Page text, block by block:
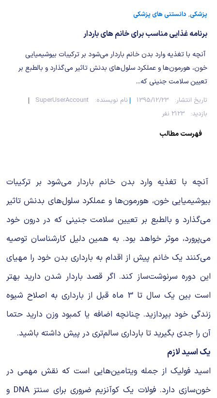
پزشکی, دانستنی های پزشکی
برنامه غذایی مناسب برای خانم های باردار
آنچه با تغذیه وارد بدن خانم باردار می‌شود بر ترکیبات بیوشیمیایی
خون، هورمون‌ها و عملکرد سلول‌های بدنش تاثیر می‌گذارد و بالطبع بر
تعیین سلامت جنینی که...
تاریخ انتشار: 1395/12/23 نام نویسنده:
SuperUserAccount
بازدید:
2123 نفر
فهرست مطالب
آنچه با تغذیه وارد بدن خانم باردار می‌شود بر ترکیبات
بیوشیمیایی خون، هورمون‌ها و عملکرد سلول‌های بدنش تاثیر
می‌گذارد و بالطبع بر تعیین سلامت جنینی که در درون خود
می‌پرورد، موثر خواهد بود. به همین دلیل کار‌شناسان توصیه
می‌کنند یک خانم پیش از اقدام به بارداری بدن خود را مهیای
این دوره سرنوشت‌ساز کند. اگر قصد باردار شدن دارید بهتر
است بین یک سال تا 3 ماه قبل از بارداری به اصلاح شیوه
زندگی خود بپردازید. چنانچه اضافه یا کمبود وزن دارید حتما
آن را جدی بگیرید تا بارداری سالم‌تری در پیش داشته باشید.
یک اسید لازم
اسید فولیک از جمله ویتامین‌هایی است که نقش مهمی در
خون‌سازی دارد. فولات یک کوآنزیم ضروری برای سنتز DNA و
مطالب جالب شیمی
شیمی عمومی
طب سنتی